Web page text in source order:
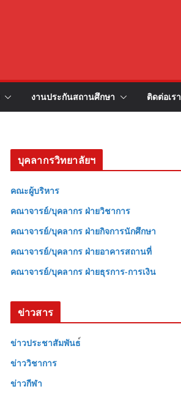
งานประกันสถานศึกษา ติดต่อเรา
บุคลากรวิทยาลัยฯ
คณะผู้บริหาร
คณาจารย์/บุคลากร ฝ่ายวิชาการ
คณาจารย์/บุคลากร ฝ่ายกิจการนักศึกษา
คณาจารย์/บุคลากร ฝ่ายอาคารสถานที่
คณาจารย์/บุคลากร ฝ่ายธุรการ-การเงิน
ข่าวสาร
ข่าวประชาสัมพันธ
ข่าววิชาการ
ข่าวกีฬา